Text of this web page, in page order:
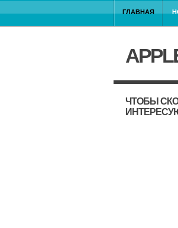
ГЛАВНАЯ
ЧТОБЫ